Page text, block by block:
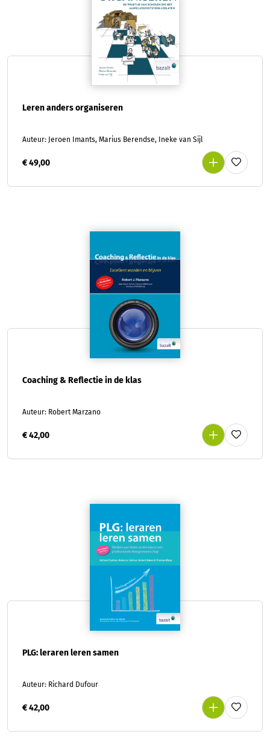
Leren anders organiseren
Auteur: Jeroen Imants, Marius Berendse, Ineke van Sijl
€ 49,00
Coaching & Reflectie in de klas
Auteur: Robert Marzano
€ 42,00
PLG: leraren leren samen
Auteur: Richard Dufour
€ 42,00